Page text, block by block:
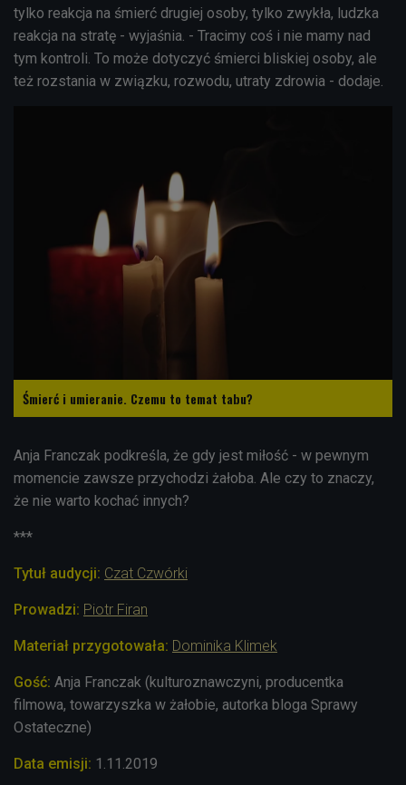
tylko reakcja na śmierć drugiej osoby, tylko zwykła, ludzka
reakcja na stratę - wyjaśnia. - Tracimy coś i nie mamy nad
tym kontroli. To może dotyczyć śmierci bliskiej osoby, ale
też rozstania w związku, rozwodu, utraty zdrowia - dodaje.
Śmierć i umieranie. Czemu to temat tabu?
Anja Franczak podkreśla, że gdy jest miłość - w pewnym
momencie zawsze przychodzi żałoba. Ale czy to znaczy,
że nie warto kochać innych?
***
Tytuł audycji: Czat Czwórki
Prowadzi: Piotr Firan
Materiał przygotowała: Dominika Klimek
Gość: Anja Franczak (kulturoznawczyni, producentka
filmowa, towarzyszka w żałobie, autorka bloga Sprawy
Ostateczne)
Data emisji: 1.11.2019